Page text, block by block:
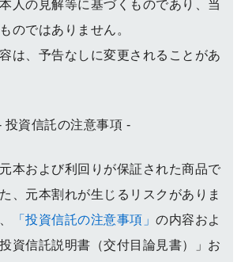
人の見解等に基づくものであり、当
のではありません。
は、予告なしに変更されることがあ
投資信託の注意事項 -
本および利回りが保証された商品で
、元本割れが生じるリスクがありま
「投資信託の注意事項」 の内容およ
資信託説明書（交付目論見書）」お